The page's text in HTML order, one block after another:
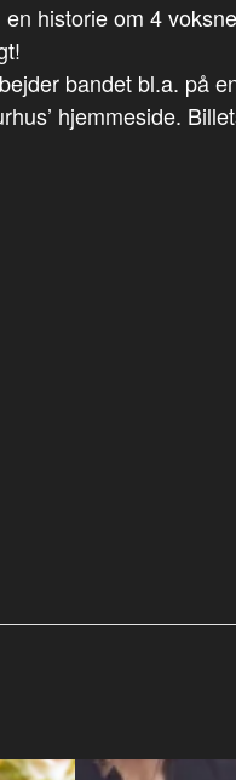
historie om 4
bandet bl.a. på
hjemmeside.